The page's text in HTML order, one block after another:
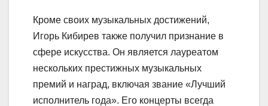
Кроме своих музыкальных достижений,
Игорь Кибирев также получил признание в
сфере искусства. Он является лауреатом
нескольких престижных музыкальных
премий и наград, включая звание «Лучший
исполнитель года». Его концерты всегда